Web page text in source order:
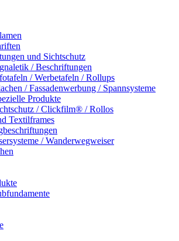
und Sichtschutz
/ Beschriftungen
/ Werbetafeln / Rollups
/ Fassadenwerbung / Spannsysteme
Produkte
/ Clickfilm® / Rollos
Textilframes
/ Wanderwegweiser